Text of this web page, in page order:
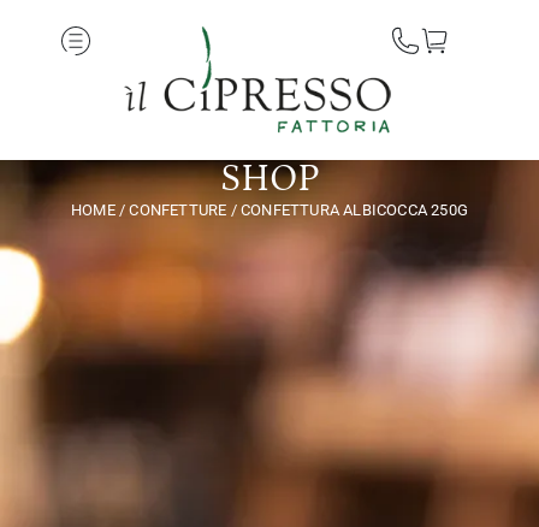
SHOP
HOME/CONFETTURE / CONFETTURA ALBICOCCA 250G